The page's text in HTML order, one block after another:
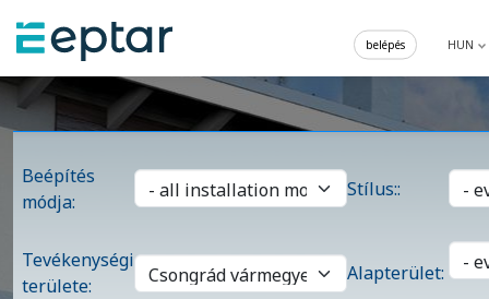
HUN
belépés
Beépítés
módja:
Stílus::
Tevékenységi
területe:
Alapterület: